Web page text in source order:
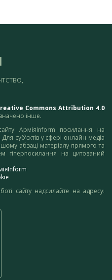
Commons Attribution 4.0
інше.
АрміяInform посилання на
Для суб’єктів у сфері онлайн-медіа
абзаці матеріалу прямого та
гіперпосилання на цитований
сайту надсилайте на адресу: